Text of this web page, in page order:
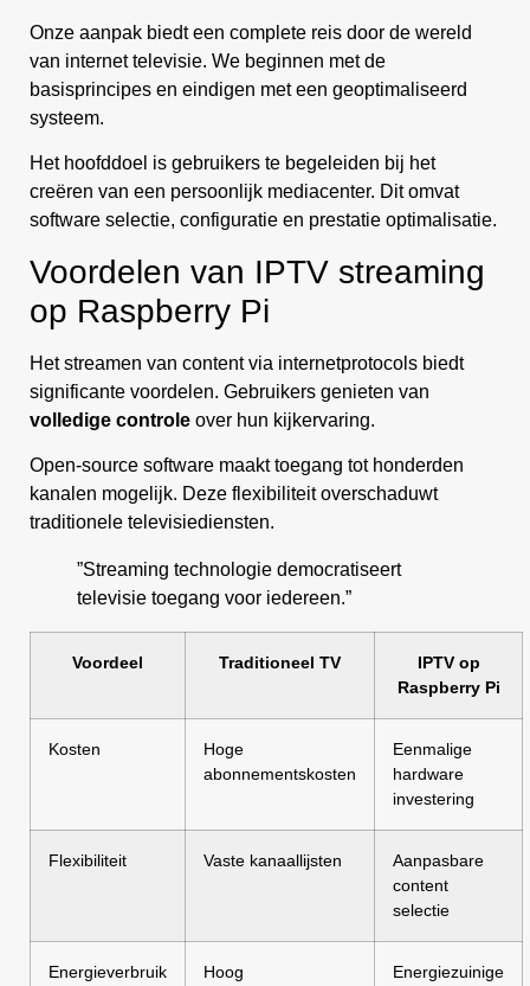
Onze aanpak biedt een complete reis door de wereld
van internet televisie. We beginnen met de
basisprincipes en eindigen met een geoptimaliseerd
systeem.
Het hoofddoel is gebruikers te begeleiden bij het
creëren van een persoonlijk mediacenter. Dit omvat
software selectie, configuratie en prestatie optimalisatie.
Voordelen van IPTV streaming
op Raspberry Pi
Het streamen van content via internetprotocols biedt
significante voordelen. Gebruikers genieten van
volledige controle over hun kijkervaring.
Open-source software maakt toegang tot honderden
kanalen mogelijk. Deze flexibiliteit overschaduwt
traditionele televisiediensten.
”Streaming technologie democratiseert
televisie toegang voor iedereen.”
Voordeel Traditioneel TV
IPTV op
Raspberry Pi
Kosten
Hoge
abonnementskosten
Eenmalige
hardware
investering
Flexibiliteit Vaste kanaallijsten
Aanpasbare
content
selectie
Energieverbruik
Hoog
Energiezuinige